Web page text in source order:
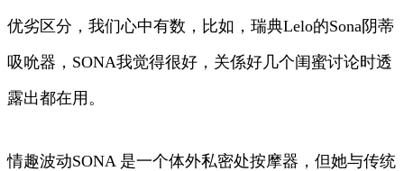
优劣区分，我们心中有数，比如，瑞典Lelo的Sona阴蒂
吸吮器，SONA我觉得很好，关係好几个闺蜜讨论时透
露出都在用。
情趣波动SONA 是一个体外私密处按摩器，但她与传统